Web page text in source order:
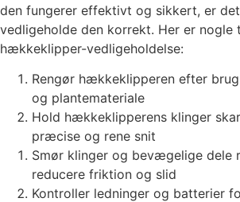
den fungerer effektivt og sikkert, er
vedligeholde den korrekt. Her er nogle
hækkeklipper-vedligeholdelse:
Rengør hækkeklipperen efter
og plantemateriale
Hold hækkeklipperens klinger
præcise og rene snit
Smør klinger og bevægelige dele
reducere friktion og slid
Kontroller ledninger og batterier